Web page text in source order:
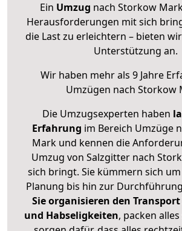
Ein Umzug nach Storkow
Herausforderungen mit sich
die Last zu erleichtern – bieten
Unterstützung an.
Wir haben mehr als 9 Jahre
Umzügen nach Storkow
Die Umzugsexperten haben
Erfahrung im Bereich Umzüge
Mark und kennen die
Umzug von Salzgitter nach
sich bringt. Sie kümmern sich
Planung bis hin zur
Sie organisieren den
und Habseligkeiten, packen